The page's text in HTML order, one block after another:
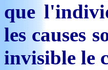
que
les causes
invisible le